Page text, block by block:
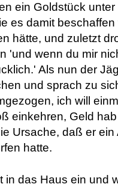
ein Goldstück
es damit
hätte, und zuletzt
'und wenn du mir
Als nun der
und sprach zu
ich will
einkehren, Geld
Ursache, daß er
hatte.
in das Haus ein und